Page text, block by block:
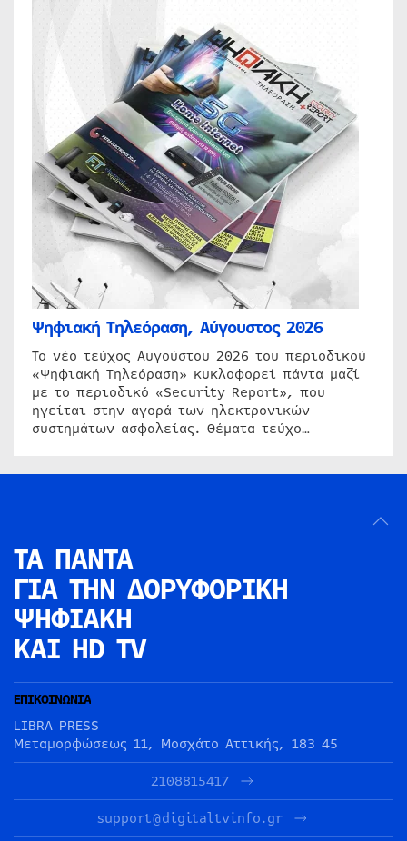
Ψηφιακή Τηλεόραση, Αύγουστος 2026
Το νέο τεύχος Αυγούστου 2026 του περιοδικού
«Ψηφιακή Τηλεόραση» κυκλοφορεί πάντα μαζί
με το περιοδικό «Security Report», που
ηγείται στην αγορά των ηλεκτρονικών
συστημάτων ασφαλείας. Θέματα τεύχο…
ΤΑ ΠΑΝΤΑ
ΓΙΑ ΤΗΝ ΔΟΡΥΦΟΡΙΚΗ
ΨΗΦΙΑΚΗ
ΚΑΙ HD TV
ΕΠΙΚΟΙΝΩΝΙΑ
LIBRA PRESS
Μεταμορφώσεως 11, Μοσχάτο Αττικής, 183 45
2108815417
support@digitaltvinfo.gr